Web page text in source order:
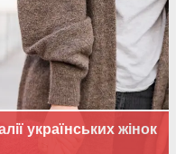
українських жінок